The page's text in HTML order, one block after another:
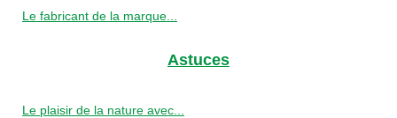
Le fabricant de la marque...
Astuces
Le plaisir de la nature avec...